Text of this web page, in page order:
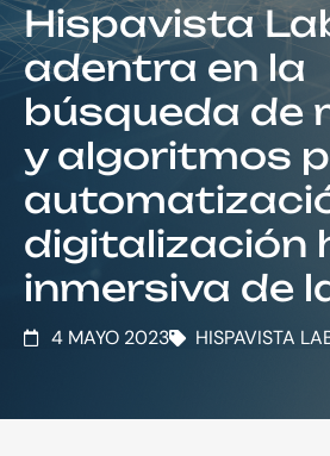
Hispavista
adentra en la
búsqueda de
y algoritmos
digitalización
inmersiva de
4 MAYO 2023 HISPAVISTA